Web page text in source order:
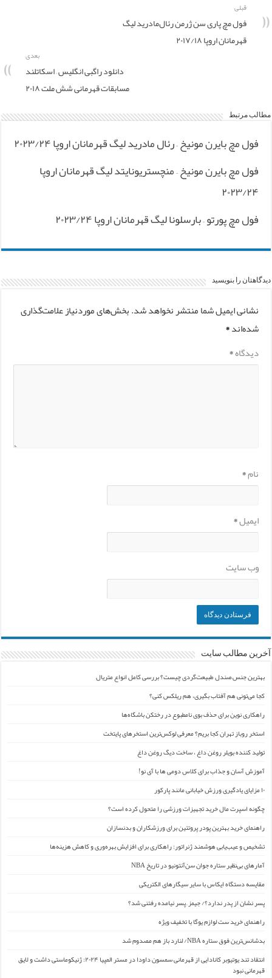
قبلی
فول مچ پاری سن ژرمن رئال‌مادرید لیگ
قهرمانان اروپا ۲۰۱۷/۱۸
بعدی
دانلود راگبی انگلیس – اسکاتلند
مسابقات قهرمانی شش ملت ۲۰۱۸
مطالب مرتبط
فول مچ بایرن مونیخ – رئال مادرید لیگ قهرمانان اروپا ۲۰۲۳/۲۴
فول مچ بایرن مونیخ – منچستریونایتد لیگ قهرمانان اروپا
۲۰۲۳/۲۴
فول مچ پورتو – بارسلونا لیگ قهرمانان اروپا ۲۰۲۳/۲۴
دیدگاهتان را بنویسید
نشانی ایمیل شما منتشر نخواهد شد.بخش‌های موردنیاز علامت‌گذاری
شده‌اند*
دیدگاه*
نام*
ایمیل*
وب‌ سایت
آخرین مطالب سایت
بهترین جنس صندل طبیعت‌گردی چیست؟ بررسی کامل انواع متریال
کجا می‌تونی هم آفتاب بگیری، هم ریلکس کنی؟
راهکاری نوین برای حذف بوی نامطبوع در رختکن باشگاه‌ها
استخر روباز تهران کجا بریم؟ معرفی لوکس‌ترین استخرهای پایتخت
تولید کننده بویلر روغن داغ ، ساخت دیگ روغن داغ
آموزش آسان و جذاب برای کلاس دومی ها با آی نو!
۱۰ مزایای یادگیری ورزش خیابانی مانند پارکور
چگونه اسپرت مال خرید تجهیزات ورزشی را متحول کرده است؟
راهنمای خرید بهترین پودر پروتئین برای ورزشکاران و بدنسازان
تشخیص و عیب‌یابی هوشمند ژنراتور: راهکاری برای افزایش بهره‌وری و کاهش هزینه‌ها
آمارهای بی‌نظیر ستاره جوان سن‌آنتونیو در تاریخ NBA
مقایسه دستگاه ایکاس با سایر سیگارهای الکتریکی
پسر نشان از پدر ندارد؟/ جیمز ِ پسر نیامده رفتنی شد؟
راهنمای خرید ست لوازم یوگا با تخفیف ویژه
بدشانس‌ترین فوق ستاره NBA/ لنارد باز هم مصدوم شد
انتقاد تند یوتیوبر کانادایی از قهرمانی سمسون داودا در مستر المپیا ۲۰۲۴: ژنیکوماستی داشت و لایق
قهرمانی نبود